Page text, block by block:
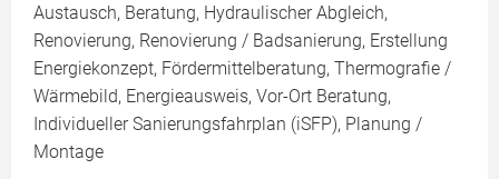
Austausch, Beratung, Hydraulischer Abgleich,
Renovierung, Renovierung / Badsanierung, Erstellung
Energiekonzept, Fördermittelberatung, Thermografie /
Wärmebild, Energieausweis, Vor-Ort Beratung,
Individueller Sanierungsfahrplan (iSFP), Planung /
Montage